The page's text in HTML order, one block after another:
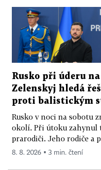
Rusko při úderu
Zelenskyj hledá
proti balistickým
Rusko v noci na sobotu
okolí. Při útoku zahynul
prarodiči. Jeho rodiče a
8. 8. 2026 ▪ 3 min. čtení